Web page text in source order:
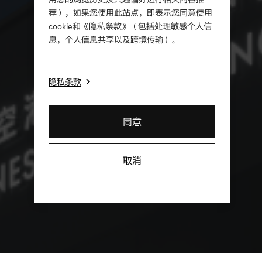
荐），如果您使用此站点，即表示您同意使用
cookie和《隐私条款》（包括处理敏感个人信
息，个人信息共享以及跨境传输）。
隐私条款
同意
取消